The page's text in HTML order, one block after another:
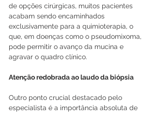
de opções cirúrgicas, muitos pacientes
acabam sendo encaminhados
exclusivamente para a quimioterapia, o
que, em doenças como o pseudomixoma,
pode permitir o avanço da mucina e
agravar o quadro clínico.
Atenção redobrada ao laudo da biópsia
Outro ponto crucial destacado pelo
especialista é a importância absoluta de